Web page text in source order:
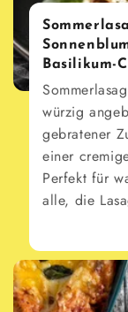
Basilikum-
würzig
gebratener
einer
Perfekt für
alle, die